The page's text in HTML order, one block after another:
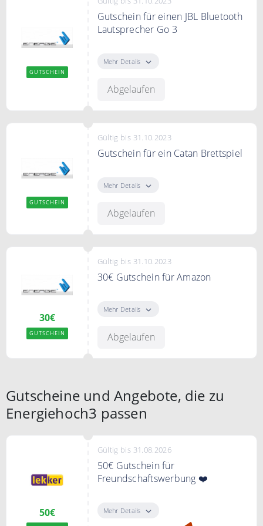
GUTSCHEIN
Gutschein für einen JBL Bluetooth
Lautsprecher Go 3
Lautsprecher Go 3 als kostenloses
Mehr Details
Abgelaufen
GUTSCHEIN
Gültig bis 31.10.2023
Gutschein für ein Catan Brettspiel
als kostenloses Geschenk
Mehr Details
Abgelaufen
30€
GUTSCHEIN
Gültig bis 31.10.2023
30€ Gutschein für Amazon
Gutscheincode ein und erhalten
Amazon
Mehr Details
Abgelaufen
Gutscheine und Angebote, die zu
Energiehoch3 passen
50€
Gültig bis 31.08.2026
50€ Gutschein für
Freundschaftswerbung ❤️
Sofortprämie sichern!
Mehr Details